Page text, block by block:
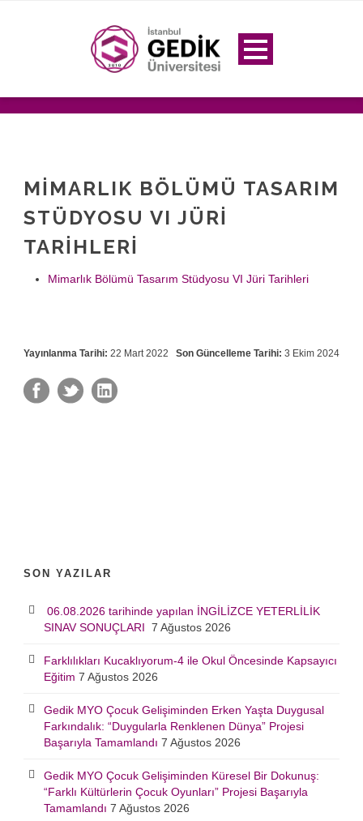
MIMARLIK BÖLÜMÜ TASARIM
STÜDYOSU VI JÜRI
TARIHLERI
Mimarlık Bölümü Tasarım Stüdyosu VI Jüri Tarihleri
Yayınlanma Tarihi: 22 Mart 2022 Son Güncelleme Tarihi: 3 Ekim 2024
SON YAZILAR
06.08.2026 tarihinde yapılan İNGİLİZCE YETERLİLİK
SINAV SONUÇLARI 7 Ağustos 2026
Farklılıkları Kucaklıyorum-4 ile Okul Öncesinde Kapsayıcı
Eğitim 7 Ağustos 2026
Gedik MYO Çocuk Gelişiminden Erken Yaşta Duygusal
Farkındalık: “Duygularla Renklenen Dünya” Projesi
Başarıyla Tamamlandı 7 Ağustos 2026
Gedik MYO Çocuk Gelişiminden Küresel Bir Dokunuş:
“Farklı Kültürlerin Çocuk Oyunları” Projesi Başarıyla
Tamamlandı 7 Ağustos 2026